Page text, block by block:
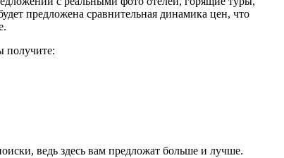
предложена сравнительная динамика цен, что
получите:
ведь здесь вам предложат больше и лучше.